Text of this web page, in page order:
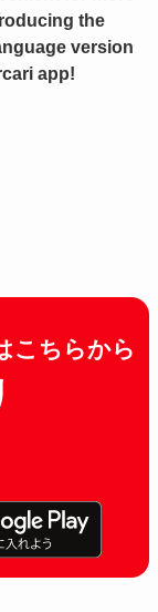
the
version
app!
こちらから